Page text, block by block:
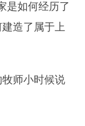
是如何经历了
造了属于上
师小时候说